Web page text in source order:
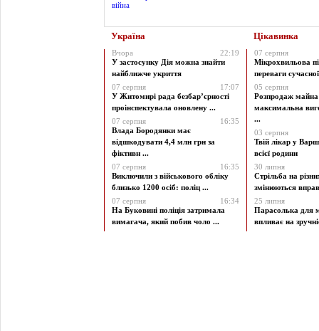
Україна Цікавинка
Вчора
22:19
У застосунку Дія можна знайти
найближче укриття
07 серпня
17:07
У Житомирі рада безбар’єрності
проінспектувала оновлену ...
07 серпня
16:35
Влада Бородянки має
відшкодувати 4,4 млн грн за
фіктивн ...
07 серпня
16:35
Виключили з військового обліку
близько 1200 осіб: поліц ...
07 серпня
16:34
На Буковині поліція затримала
вимагача, який побив чоло ...
07 серпня
Мікрохвильова
переваги
05 серпня
Розпродаж майна
максимальна
...
03 серпня
Твій лікар у
всієї родини
30 липня
Стрільба на
змінюються
25 липня
Парасолька для
впливає на